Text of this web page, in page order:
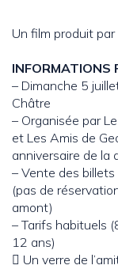
Un film produit
INFORMATIONS
– Dimanche 5
Châtre
– Organisée par
et Les Amis de
anniversaire de la
– Vente des
(pas de
amont)
– Tarifs habituels
12 ans)
 Un verre de